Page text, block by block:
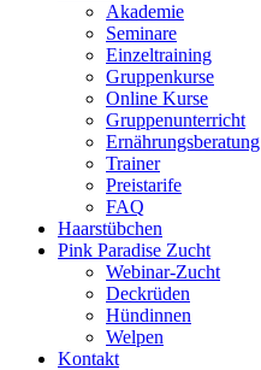
Akademie
Seminare
Einzeltraining
Gruppenkurse
Online Kurse
Gruppenunterricht
Ernährungsberatung
Trainer
Preistarife
FAQ
Haarstübchen
Pink Paradise Zucht
Webinar-Zucht
Deckrüden
Hündinnen
Welpen
Kontakt